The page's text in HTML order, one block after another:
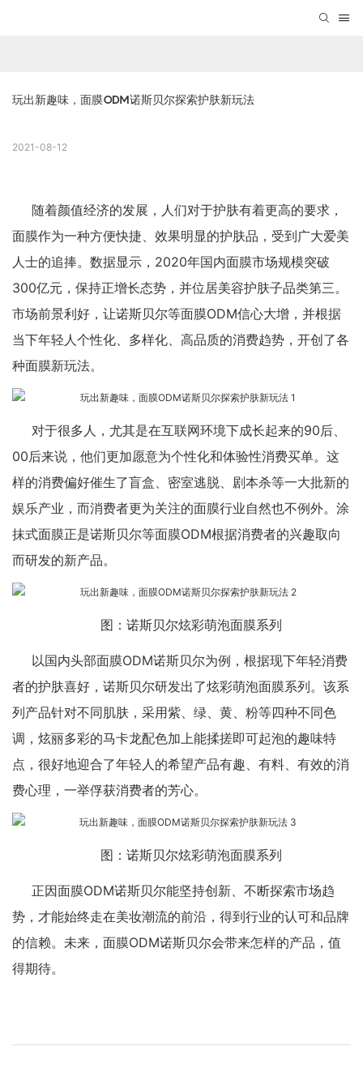
玩出新趣味，面膜ODM诺斯贝尔探索护肤新玩法
2021-08-12
随着颜值经济的发展，人们对于护肤有着更高的要求，
面膜作为一种方便快捷、效果明显的护肤品，受到广大爱美
人士的追捧。数据显示，2020年国内面膜市场规模突破
300亿元，保持正增长态势，并位居美容护肤子品类第三。
市场前景利好，让诺斯贝尔等面膜ODM信心大增，并根据
当下年轻人个性化、多样化、高品质的消费趋势，开创了各
种面膜新玩法。
对于很多人，尤其是在互联网环境下成长起来的90后、
00后来说，他们更加愿意为个性化和体验性消费买单。这
样的消费偏好催生了盲盒、密室逃脱、剧本杀等一大批新的
娱乐产业，而消费者更为关注的面膜行业自然也不例外。涂
抹式面膜正是诺斯贝尔等面膜ODM根据消费者的兴趣取向
而研发的新产品。
图：诺斯贝尔炫彩萌泡面膜系列
以国内头部面膜ODM诺斯贝尔为例，根据现下年轻消费
者的护肤喜好，诺斯贝尔研发出了炫彩萌泡面膜系列。该系
列产品针对不同肌肤，采用紫、绿、黄、粉等四种不同色
调，炫丽多彩的马卡龙配色加上能揉搓即可起泡的趣味特
点，很好地迎合了年轻人的希望产品有趣、有料、有效的消
费心理，一举俘获消费者的芳心。
图：诺斯贝尔炫彩萌泡面膜系列
正因面膜ODM诺斯贝尔能坚持创新、不断探索市场趋
势，才能始终走在美妆潮流的前沿，得到行业的认可和品牌
的信赖。未来，面膜ODM诺斯贝尔会带来怎样的产品，值
得期待。